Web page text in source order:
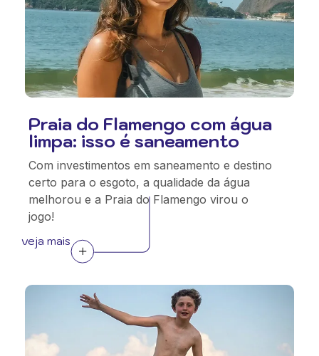
Praia do Flamengo com água
limpa: isso é saneamento
Com investimentos em saneamento e destino
certo para o esgoto, a qualidade da água
melhorou e a Praia do Flamengo virou o
jogo!
veja mais